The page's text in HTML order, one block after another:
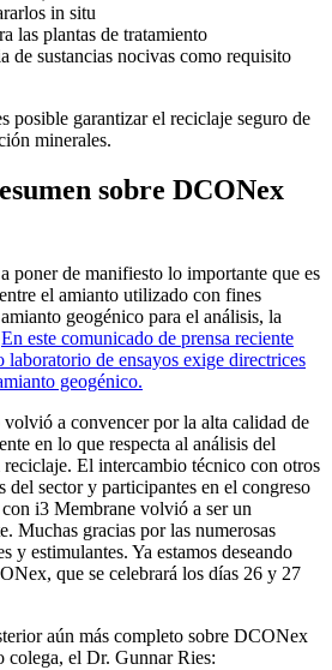
in situ
las plantas de tratamiento
de sustancias nocivas como requisito
posible garantizar el reciclaje seguro de
minerales.
sobre DCONex
poner de manifiesto lo importante que es
el amianto utilizado con fines
geogénico para el análisis, la
En este comunicado de prensa reciente
laboratorio de ensayos exige directrices
geogénico.
a convencer por la alta calidad de
en lo que respecta al análisis del
El intercambio técnico con otros
del sector y participantes en el congreso
i3 Membrane volvió a ser un
Muchas gracias por las numerosas
y estimulantes. Ya estamos deseando
que se celebrará los días 26 y 27
aún más completo sobre DCONex
colega, el Dr. Gunnar Ries: